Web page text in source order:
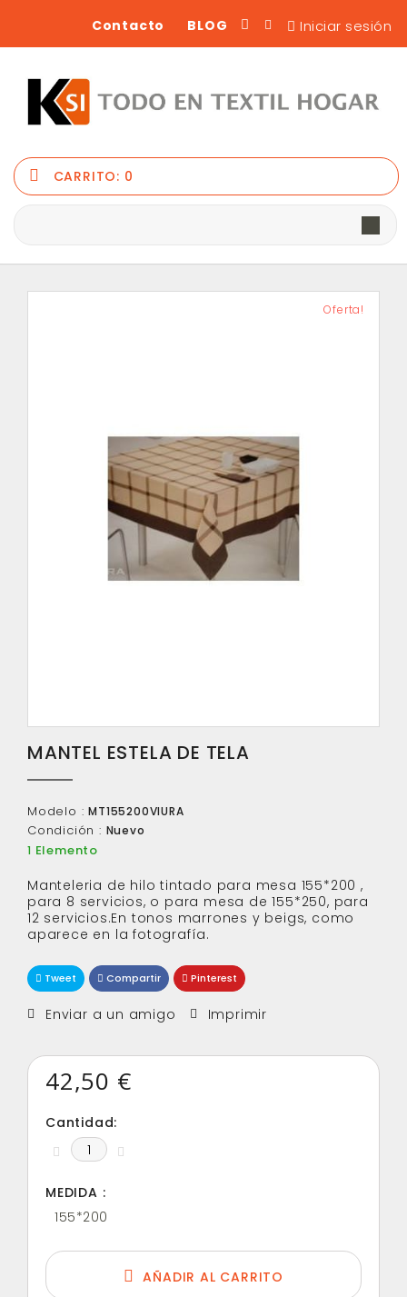
Iniciar sesión
BLOG
Contacto
CARRITO: 0
Oferta!
MANTEL ESTELA DE TELA
Modelo : MT155200VIURA
Condición : Nuevo
1 Elemento
Manteleria de hilo tintado para mesa 155*200 ,
para 8 servicios, o para mesa de 155*250, para
12 servicios.En tonos marrones y beigs, como
aparece en la fotografía.
Tweet Compartir Pinterest
Enviar a un amigo Imprimir
42,50 €
Cantidad:
MEDIDA :
155*200
AÑADIR AL CARRITO